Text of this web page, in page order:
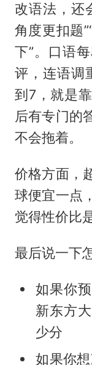
改语法，还
角度更扣题
下”。口语
评，连语调
到7，就是
后有专门的
不会拖着。
价格方面，
球便宜一点
觉得性价比
最后说一下
如果你
新东方
少分
如果你